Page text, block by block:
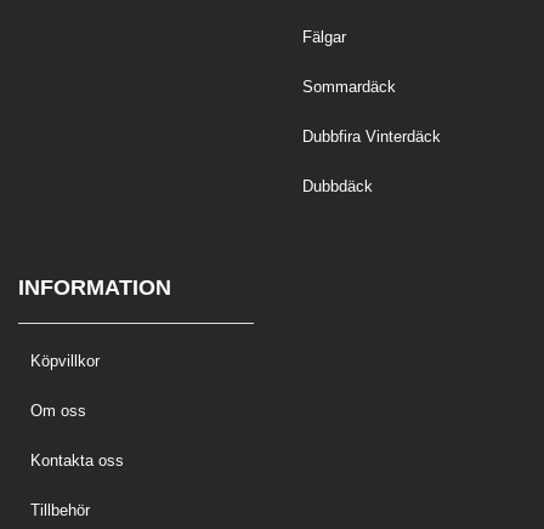
Fälgar
Sommardäck
Dubbfira Vinterdäck
Dubbdäck
INFORMATION
Köpvillkor
Om oss
Kontakta oss
Tillbehör